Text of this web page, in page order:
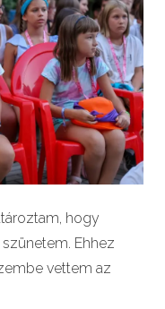
hogy
Ehhez
vettem az